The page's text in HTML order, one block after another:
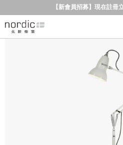
【新會員招募】現在註冊